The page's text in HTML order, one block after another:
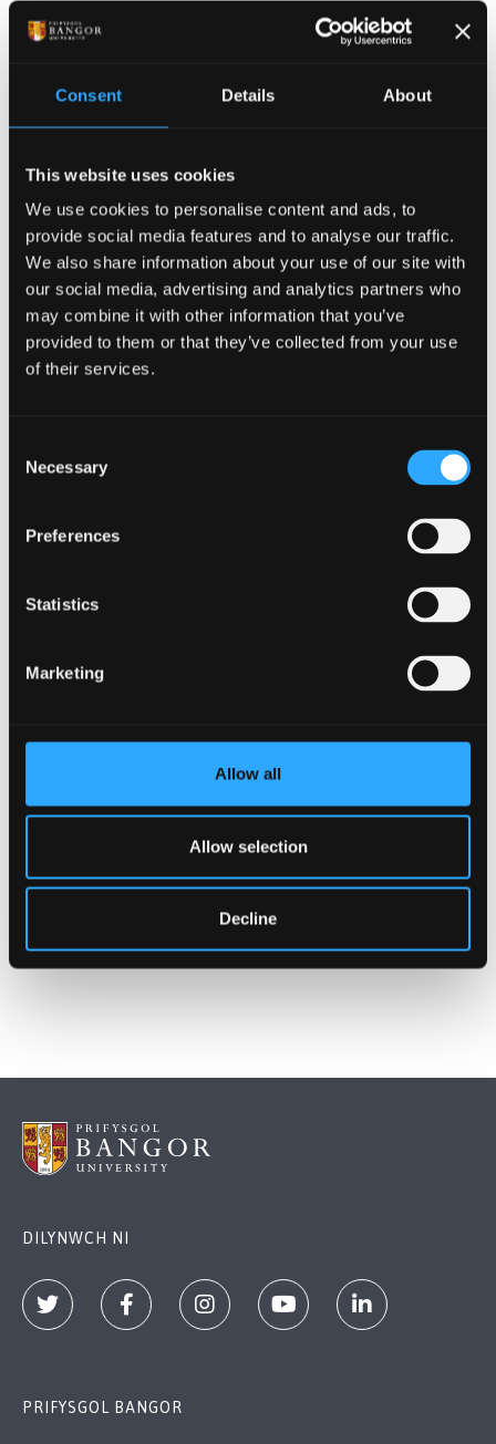
Consent Details About
This website uses cookies
We use cookies to personalise content and ads, to
provide social media features and to analyse our traffic.
We also share information about your use of our site with
our social media, advertising and analytics partners who
may combine it with other information that you’ve
provided to them or that they’ve collected from your use
of their services.
Selection
Necessary
Preferences
Statistics
Marketing
Allow all
Allow selection
Decline
blynyddoedd o fewn
adroddiadau blynyddol
Os ydych yn sylwi ar unrhyw lygredd neu
ddigwyddiadau amgylcheddol eraill yn y Brifysgol
cofiwch adael i ni wybod yn syth trwy llenwi’rffurflen
Adroddiad Digwyddiad Amgylcheddol.
Ffurflen Adrodd am Ddigwyddiadau Di-Anafiadau
DILYNWCH NI
PRIFYSGOL BANGOR